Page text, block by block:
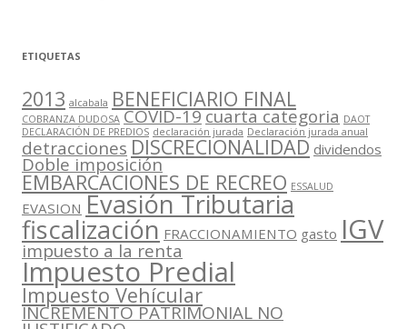
ETIQUETAS
2013 alcabala BENEFICIARIO FINAL
COBRANZA DUDOSA COVID-19cuarta categoria DAOT
DECLARACIÓN DE PREDIOS declaración jurada Declaración jurada anual
detracciones DISCRECIONALIDAD dividendos
Doble imposición
EMBARCACIONES DE RECREO ESSALUD
EVASION Evasión Tributaria
fiscalización FRACCIONAMIENTO gasto IGV
impuesto a la renta
Impuesto Predial
Impuesto Vehícular
INCREMENTO PATRIMONIAL NO